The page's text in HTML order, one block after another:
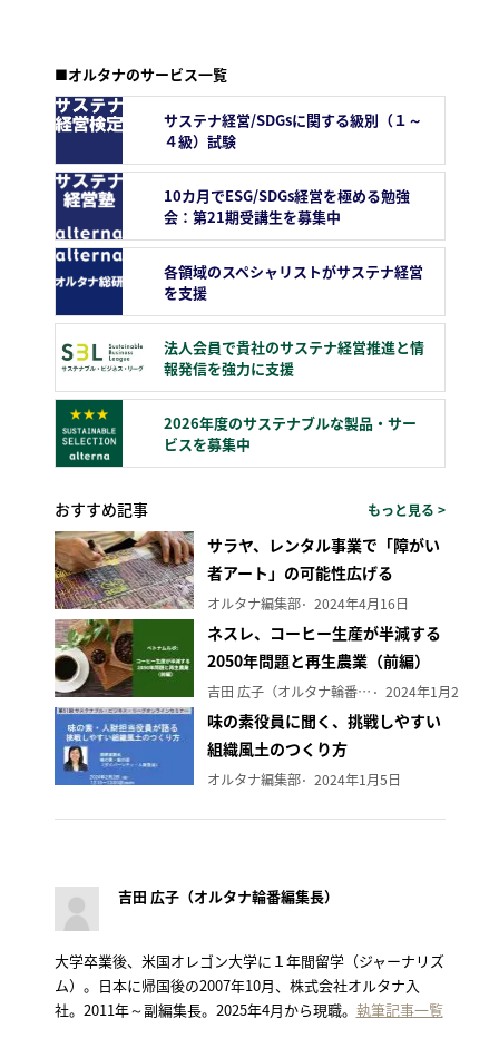
■オルタナのサービス一覧
サステナ経営/SDGsに関する級別（１～
４級）試験
10カ月でESG/SDGs経営を極める勉強
会：第21期受講生を募集中
各領域のスペシャリストがサステナ経営
を支援
法人会員で貴社のサステナ経営推進と情
報発信を強力に支援
2026年度のサステナブルな製品・サー
ビスを募集中
おすすめ記事 もっと見る >
サラヤ、レンタル事業で「障がい
者アート」の可能性広げる
オルタナ編集部 2024年4月16日
ネスレ、コーヒー生産が半減する
2050年問題と再生農業（前編）
吉田 広子（オルタナ輪番編集長） 2024年1月29日
味の素役員に聞く、挑戦しやすい
組織風土のつくり方
オルタナ編集部 2024年1月5日
吉田 広子（オルタナ輪番編集長）
大学卒業後、米国オレゴン大学に１年間留学（ジャーナリズ
ム）。日本に帰国後の2007年10月、株式会社オルタナ入
社。2011年～副編集長。2025年4月から現職。 執筆記事一覧